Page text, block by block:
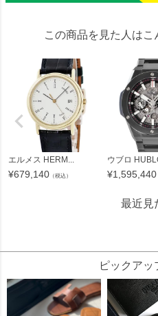
この商品を見た人は
エルメス HERM...
¥679,140 （税込）
ウブロ
¥1,595,440
最近見
ピックアッ